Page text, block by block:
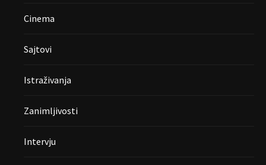
Cinema
Sajtovi
Istraživanja
Zanimljivosti
Intervju